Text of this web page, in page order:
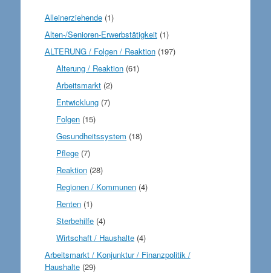
Alleinerziehende(1)
Alten-/Senioren-Erwerbstätigkeit(1)
ALTERUNG / Folgen / Reaktion(197)
Alterung / Reaktion (61)
Arbeitsmarkt (2)
Entwicklung (7)
Folgen (15)
Gesundheitssystem (18)
Pflege (7)
Reaktion (28)
Regionen / Kommunen (4)
Renten (1)
Sterbehilfe (4)
Wirtschaft / Haushalte (4)
Arbeitsmarkt / Konjunktur / Finanzpolitik /
Haushalte(29)